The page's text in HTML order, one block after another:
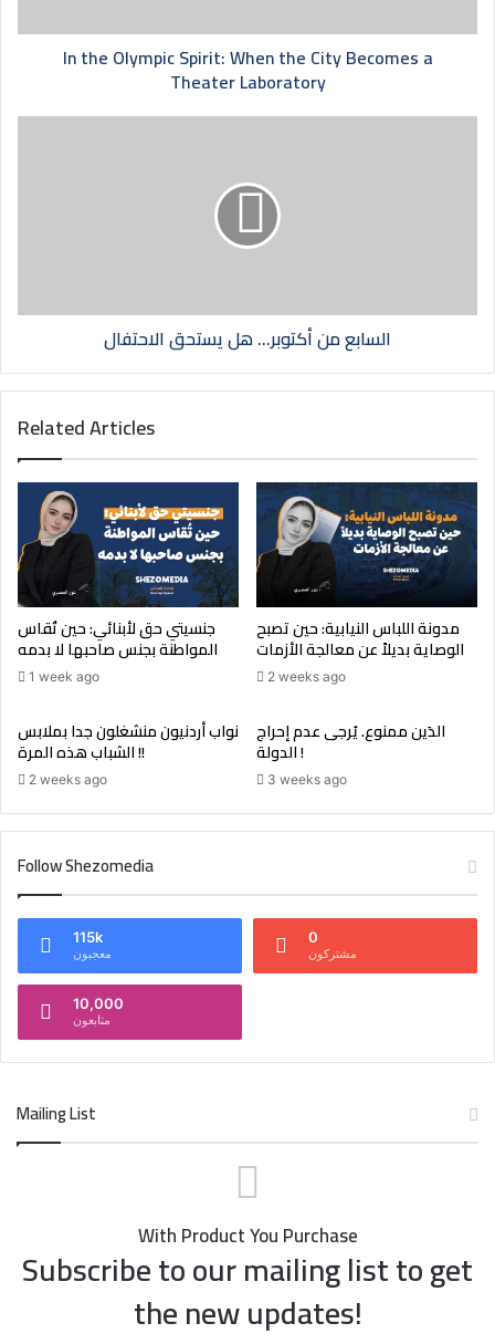
In the Olympic Spirit: When the City Becomes a
Theater Laboratory
السابع من أكتوبر… هل يستحق الاحتفال
Related Articles
جنسيتي حق لأبنائي: حين تُقاس
المواطنة بجنس صاحبها لا بدمه
1 week ago
مدونة اللباس النيابية: حين تصبح
الوصاية بديلاً عن معالجة الأزمات
2 weeks ago
نواب أردنيون منشغلون جدا بملابس
الشباب هذه المرة !!
2 weeks ago
الدَين ممنوع. يُرجى عدم إحراج
الدولة !
3 weeks ago
Follow Shezomedia
115k
معجبون
0
مشتركون
10,000
متابعون
Mailing List
With Product You Purchase
Subscribe to our mailing list to get
the new updates!